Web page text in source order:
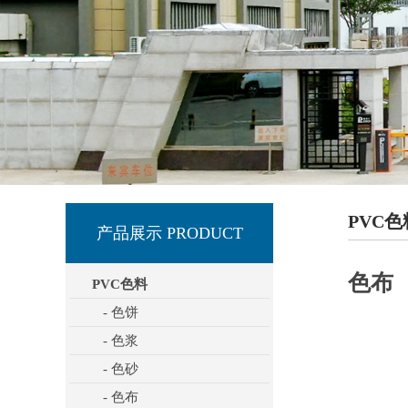
产品展示 PRODUCT
PVC色料
- 色饼
- 色浆
- 色砂
- 色布
PVC色
色布